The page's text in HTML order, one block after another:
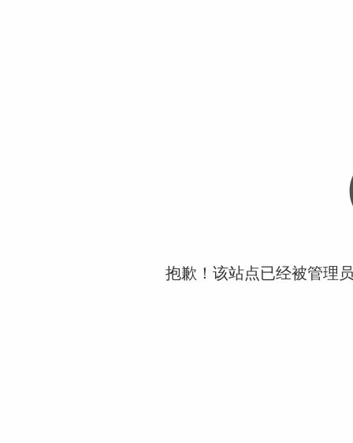
抱歉！该站点已经被管理